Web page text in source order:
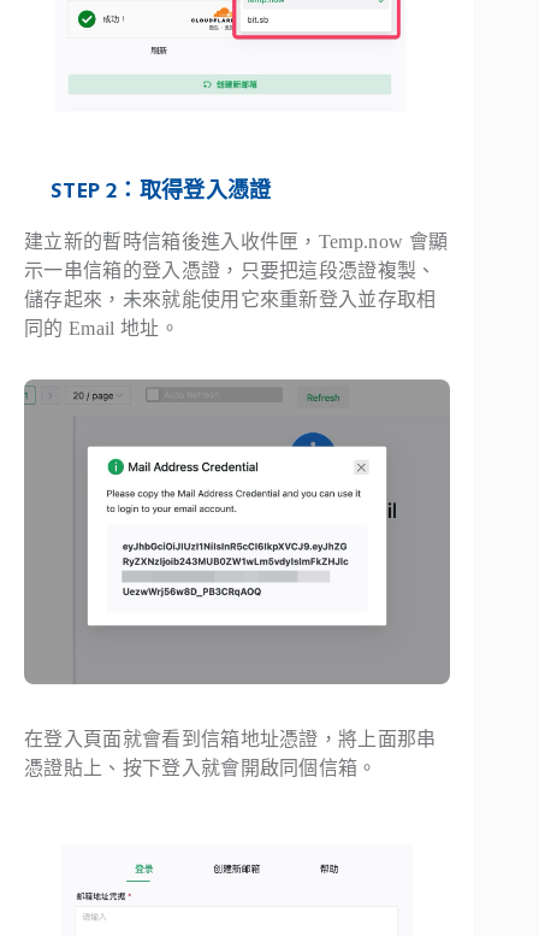
STEP 2：取得登入憑證
建立新的暫時信箱後進入收件匣，Temp.now 會顯
示一串信箱的登入憑證，只要把這段憑證複製、
儲存起來，未來就能使用它來重新登入並存取相
同的 Email 地址。
在登入頁面就會看到信箱地址憑證，將上面那串
憑證貼上、按下登入就會開啟同個信箱。